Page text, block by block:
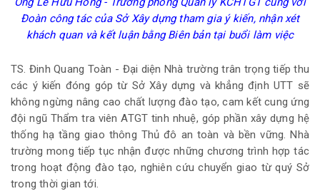
Đoàn công tác của Sở Xây dựng tham gia ý kiến, nhận xét
khách quan và kết luận bằng Biên bản tại buổi làm việc
TS. Đinh Quang Toàn - Đại diện Nhà trường trân trọng tiếp thu
các ý kiến đóng góp từ Sở Xây dựng và khẳng định UTT sẽ
không ngừng nâng cao chất lượng đào tạo, cam kết cung ứng
đội ngũ Thẩm tra viên ATGT tinh nhuệ, góp phần xây dựng hệ
thống hạ tầng giao thông Thủ đô an toàn và bền vững. Nhà
trường mong tiếp tục nhận được những chương trình hợp tác
trong hoạt động đào tạo, nghiên cứu chuyển giao từ quý Sở
trong thời gian tới.